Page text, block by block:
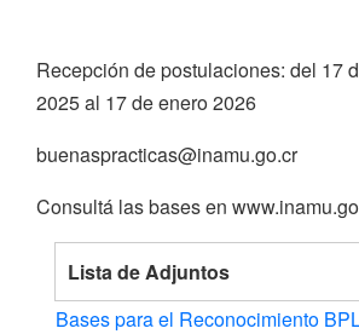
Recepción de postulaciones: del 17
2025 al 17 de enero 2026
buenaspracticas@inamu.go.cr
Consultá las bases en
Lista de Adjuntos
Bases para el Reconocimiento